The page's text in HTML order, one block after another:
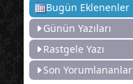
Bugün Eklenenler
Günün Yazıları
Rastgele Yazı
Son Yorumlananlar